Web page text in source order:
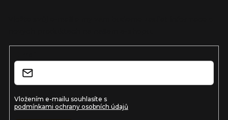
Vložením e-mailu souhlasíte s
podmínkami ochrany osobních údajů